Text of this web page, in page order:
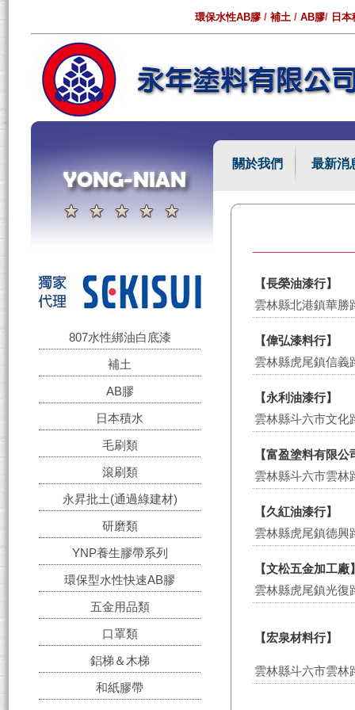
環保水性AB膠/ 補土/ AB膠/ 日
關於我們 最新消
807水性綁油白底漆
補土
AB膠
日本積水
毛刷類
滾刷類
永昇批土(通過綠建材)
研磨類
YNP養生膠帶系列
環保型水性快速AB膠
五金用品類
口罩類
鋁梯＆木梯
和紙膠帶
【長榮油漆行】
雲林縣北港鎮華勝
【偉弘漆料行】
雲林縣虎尾鎮信義
【永利油漆行】
雲林縣斗六市文化
【富盈塗料有限公
雲林縣斗六市雲林
【久紅油漆行】
雲林縣虎尾鎮德興
【文松五金加工廠
雲林縣虎尾鎮光復
【宏泉材料行】
雲林縣斗六市雲林